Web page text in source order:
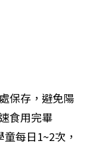
保存，避免陽
食用完畢
每日1~2次，